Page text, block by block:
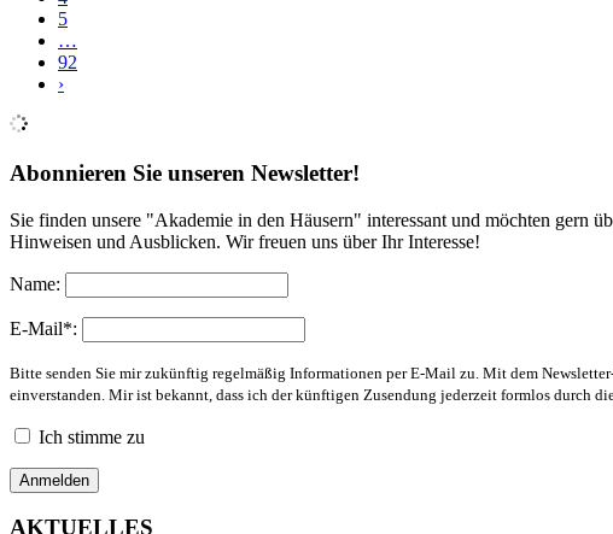
5
…
92
›
Abonnieren Sie unseren Newsletter!
Sie finden unsere "Akademie in den Häusern" interessant und möchten gern
Hinweisen und Ausblicken. Wir freuen uns über Ihr Interesse!
Name:
E-Mail*:
Bitte senden Sie mir zukünftig regelmäßig Informationen per E-Mail zu. Mit dem
einverstanden. Mir ist bekannt, dass ich der künftigen Zusendung jederzeit formlos durch
Ich stimme zu
AKTUELLES